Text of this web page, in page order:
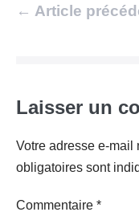
Navigation
← Article
Laisser un
Votre adresse e-mail
obligatoires sont
Commentaire *